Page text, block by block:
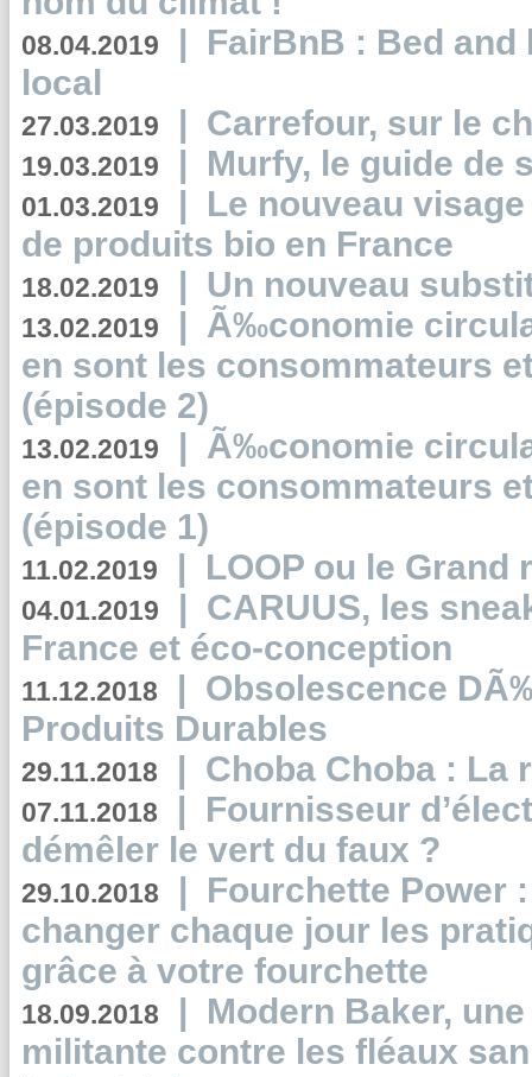
08.04.2019 | FairBnB : Bed
local
27.03.2019 | Carrefour, sur le
19.03.2019 | Murfy, le guide de
01.03.2019 | Le nouveau
de produits bio en France
18.02.2019 | Un nouveau
13.02.2019 | Ã‰conomie
en sont les consommateurs
(épisode 2)
13.02.2019 | Ã‰conomie
en sont les consommateurs
(épisode 1)
11.02.2019 | LOOP ou le Grand
04.01.2019 | CARUUS, les
France et éco-conception
11.12.2018 | Obsolescence
Produits Durables
29.11.2018 | Choba Choba : La
07.11.2018 | Fournisseur
démêler le vert du faux ?
29.10.2018 | Fourchette Power
changer chaque jour les
grâce à votre fourchette
18.09.2018 | Modern Baker,
militante contre les fléaux